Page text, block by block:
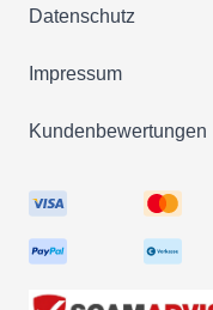
Datenschutz
Impressum
Kundenbewertungen